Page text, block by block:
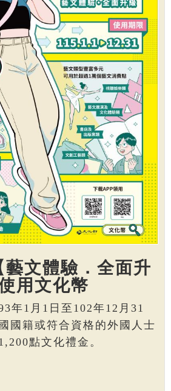
藝文體驗．全面升
用文化幣
年1月1日至102年12月31
國籍或符合資格的外國人士
點文化禮金。